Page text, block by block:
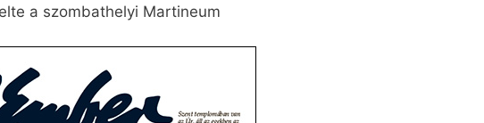
a szombathelyi Martineum